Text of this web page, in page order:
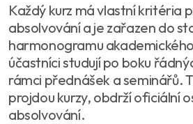
Každý kurz má vlastní kritéria
absolvování a je zařazen do
harmonogramu
účastníci studují po boku
rámci přednášek a seminářů.
projdou kurzy, obdrží oficiální
absolvování.